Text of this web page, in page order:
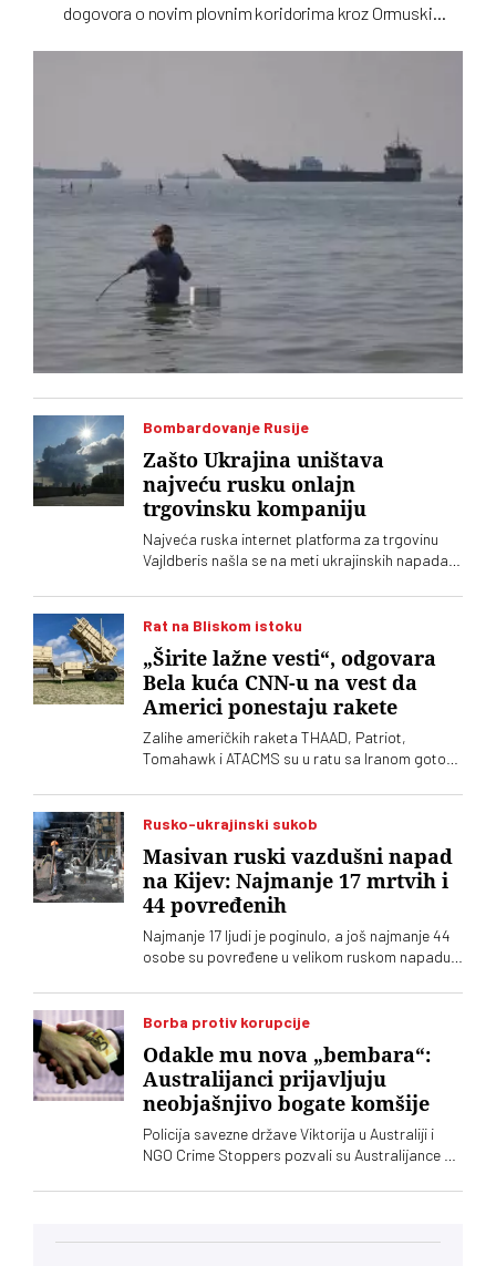
dogovora o novim plovnim koridorima kroz Ormuski
Bombardovanje Rusije
Zašto Ukrajina uništava
najveću rusku onlajn
trgovinsku kompaniju
Najveća ruska internet platforma za trgovinu
Vajldberis našla se na meti ukrajinskih napada
pogođeno 12 od 15 najvećih skladišta
kompanije, što bi moglo da ima ozbiljne
posledice po njeno poslovanje
Rat na Bliskom istoku
„Širite lažne vesti“, odgovara
Bela kuća CNN-u na vest da
Americi ponestaju rakete
Zalihe američkih raketa THAAD, Patriot,
Tomahawk i ATACMS su u ratu sa Iranom gotovo
Pentagonu
Rusko-ukrajinski sukob
Masivan ruski vazdušni napad
na Kijev: Najmanje 17 mrtvih i
44 povređenih
Najmanje 17 ljudi je poginulo, a još najmanje 44
osobe su povređene u velikom ruskom napadu
okolinu, saopštile su ukrajinske vlasti
Borba protiv korupcije
Odakle mu nova „bembara“:
Australijanci prijavljuju
neobjašnjivo bogate komšije
Policija savezne države Viktorija u Australiji i
NGO Crime Stoppers pozvali su Australijance da
slične mere protiv "neobjašnjivog bogatstva"